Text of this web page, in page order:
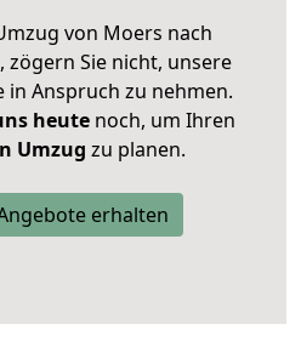
von Moers nach
Sie nicht, unsere
Anspruch zu nehmen.
heutenoch, um Ihren
Umzug zu planen.
erhalten